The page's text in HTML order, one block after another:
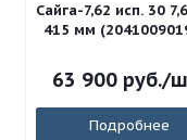
Сайга-7,62 исп. 30
415 мм
63 900руб./
Подробнее